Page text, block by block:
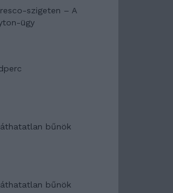
szigeten – A
ügy
bűnök
bűnök